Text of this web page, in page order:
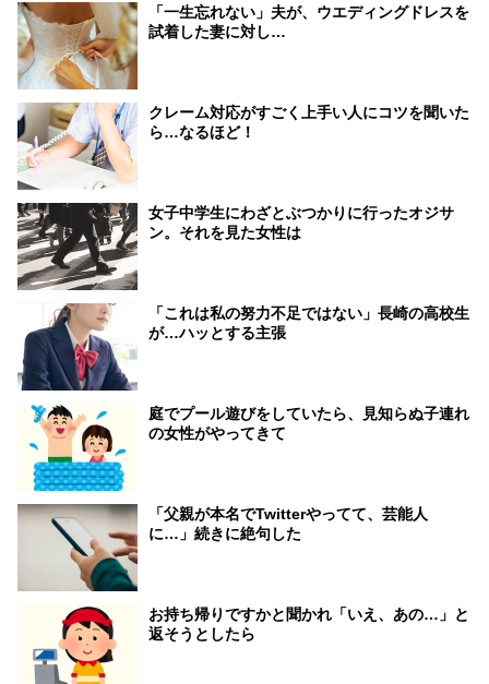
「一生忘れない」夫が、ウエディングドレスを
試着した妻に対し…
クレーム対応がすごく上手い人にコツを聞いた
ら…なるほど！
女子中学生にわざとぶつかりに行ったオジサ
ン。それを見た女性は
「これは私の努力不足ではない」長崎の高校生
が…ハッとする主張
庭でプール遊びをしていたら、見知らぬ子連れ
の女性がやってきて
「父親が本名でTwitterやってて、芸能人
に…」続きに絶句した
お持ち帰りですかと聞かれ「いえ、あの…」と
返そうとしたら